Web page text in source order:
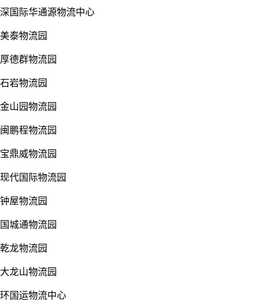
深国际华通源物流中心
美泰物流园
厚德群物流园
石岩物流园
金山园物流园
闽鹏程物流园
宝鼎威物流园
现代国际物流园
钟屋物流园
国城通物流园
乾龙物流园
大龙山物流园
环国运物流中心